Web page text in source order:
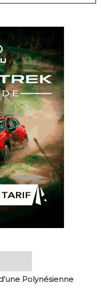
Polynésienne